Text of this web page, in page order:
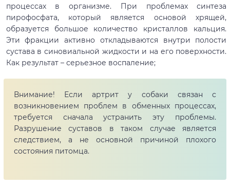
процессах в организме. При проблемах синтеза
пирофосфата, который является основой хрящей,
образуется большое количество кристаллов кальция.
Эти фракции активно откладываются внутри полости
сустава в синовиальной жидкости и на его поверхности.
Как результат – серьезное воспаление;
Внимание! Если артрит у собаки связан с
возникновением проблем в обменных процессах,
требуется сначала устранить эту проблемы.
Разрушение суставов в таком случае является
следствием, а не основной причиной плохого
состояния питомца.